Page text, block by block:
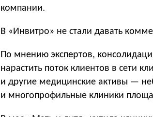
компании.
В «Инвитро» не стали давать
По мнению экспертов,
нарастить поток клиентов в сети
и другие медицинские активы —
и многопрофильные клиники